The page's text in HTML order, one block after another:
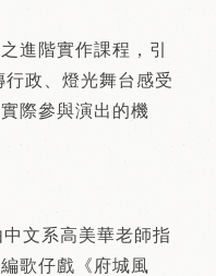
進階實作課程，引
政、燈光舞台感受
際參與演出的機
文系高美華老師指
歌仔戲《府城風